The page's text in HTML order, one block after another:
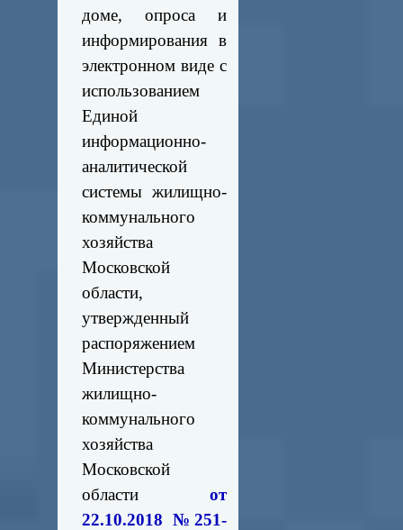
доме, опроса и
информирования в
электронном виде с
использованием
Единой
информационно-
аналитической
системы жилищно-
коммунального
хозяйства
Московской
области,
утвержденный
распоряжением
Министерства
жилищно-
коммунального
хозяйства
Московской
области от
22.10.2018 №251-